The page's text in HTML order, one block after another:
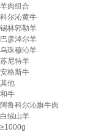
羊肉组合
科尔沁黄牛
锡林郭勒羊
巴彦淖尔羊
乌珠穆沁羊
苏尼特羊
安格斯牛
其他
和牛
阿鲁科尔沁旗牛肉
白绒山羊
≥1000g